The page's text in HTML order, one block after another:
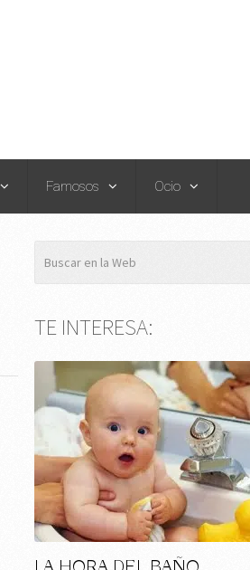
Famosos Ocio
TE INTERESA: